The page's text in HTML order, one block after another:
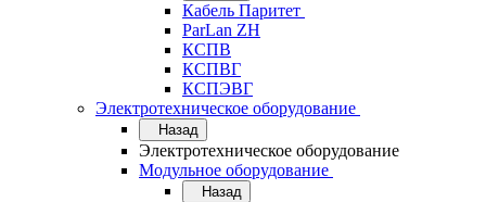
Кабель Паритет
ParLan ZH
КСПВ
КСПВГ
КСПЭВГ
Электротехническое оборудование
Назад
Электротехническое оборудование
Модульное оборудование
Назад